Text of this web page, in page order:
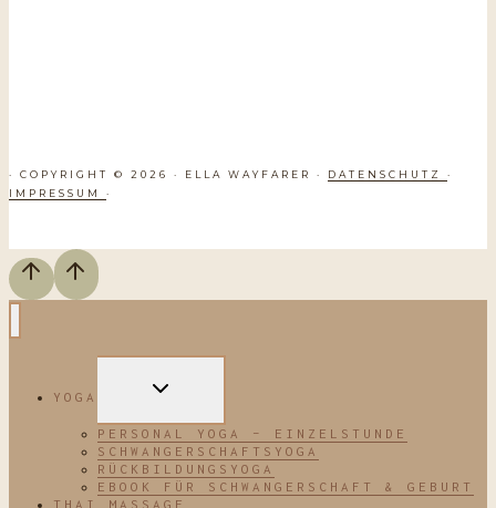
· COPYRIGHT © 2026 · ELLA WAYFARER · DATENSCHUTZ ·
IMPRESSUM ·
YOGA
UNTERMENÜ
PERSONAL YOGA – EINZELSTUNDE
SCHWANGERSCHAFTSYOGA
RÜCKBILDUNGSYOGA
EBOOK FÜR SCHWANGERSCHAFT & GEBURT
THAI MASSAGE